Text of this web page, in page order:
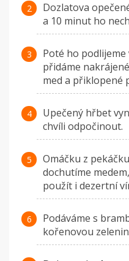
Dozlatova
a 10 minut ho
Poté ho
přidáme
med a přiklopené
Upečený hřbet
chvíli odpočinout.
Omáčku z
dochutíme
použít i dezertní
Podáváme s
kořenovou